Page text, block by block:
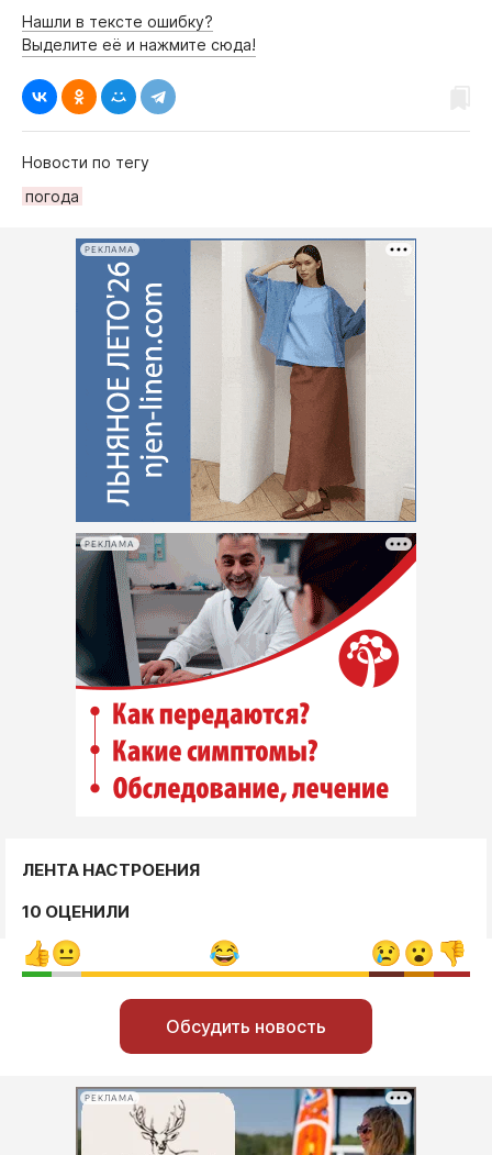
Нашли в тексте ошибку?
Выделите её и нажмите сюда!
Новости по тегу
погода
РЕКЛАМА
РЕКЛАМА
ЛЕНТА НАСТРОЕНИЯ
10 ОЦЕНИЛИ
Обсудить новость
РЕКЛАМА